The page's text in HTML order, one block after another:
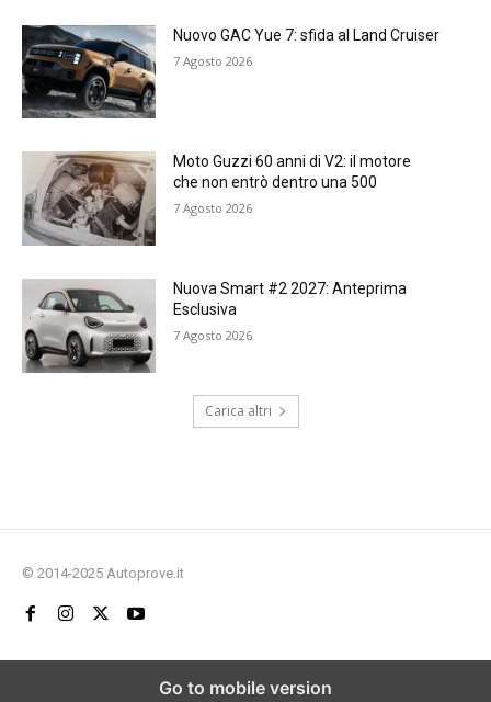
Nuovo GAC Yue 7: sfida al Land Cruiser
7 Agosto 2026
Moto Guzzi 60 anni di V2: il motore
che non entrò dentro una 500
7 Agosto 2026
Nuova Smart #2 2027: Anteprima
Esclusiva
7 Agosto 2026
Carica altri
© 2014-2025 Autoprove.it
Go to mobile version